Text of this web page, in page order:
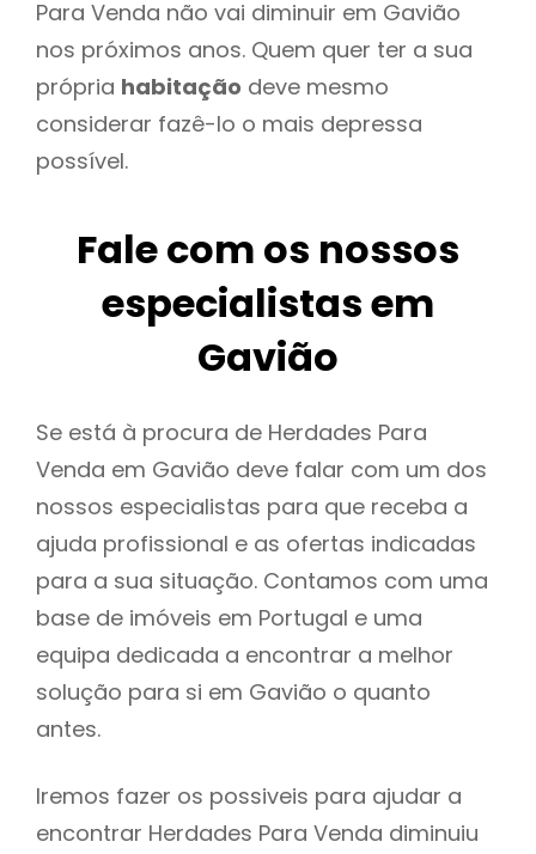
Para Venda não vai diminuir em Gavião
nos próximos anos. Quem quer ter a sua
própria habitação deve mesmo
considerar fazê-lo o mais depressa
possível.
Fale com os nossos
especialistas em
Gavião
Se está à procura de Herdades Para
Venda em Gavião deve falar com um dos
nossos especialistas para que receba a
ajuda profissional e as ofertas indicadas
para a sua situação. Contamos com uma
base de imóveis em Portugal e uma
equipa dedicada a encontrar a melhor
solução para si em Gavião o quanto
antes.
Iremos fazer os possiveis para ajudar a
encontrar Herdades Para Venda diminuiu